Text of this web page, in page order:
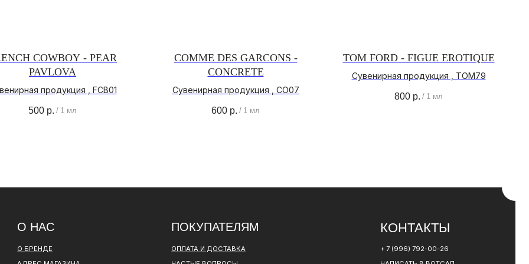
COWBOY - PEAR
PAVLOVA
продукция , FCB01
500 р. / 1 мл
COMME DES GARCONS -
CONCRETE
Сувенирная продукция , CO07
600 р. / 1 мл
TOM FORD - FIGUE EROTIQUE
Сувенирная продукция , TOM79
800 р. / 1 мл
ПОКУПАТЕЛЯМ
ПОЛИТИКА КОНФИДЕНЦИАЛЬНОСТИ
ОФЕРТЫ